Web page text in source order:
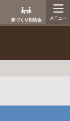
家づくり相談会